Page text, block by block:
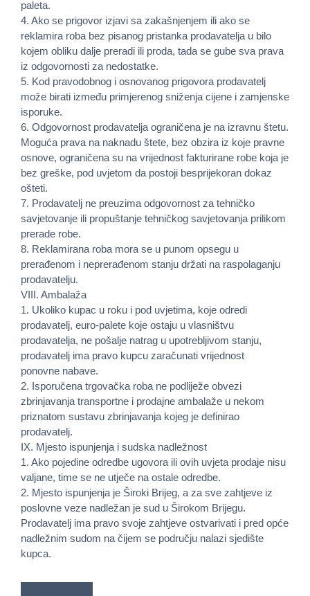
paleta.
4. Ako se prigovor izjavi sa zakašnjenjem ili ako se
reklamira roba bez pisanog pristanka prodavatelja u bilo
kojem obliku dalje preradi ili proda, tada se gube sva prava
iz odgovornosti za nedostatke.
5. Kod pravodobnog i osnovanog prigovora prodavatelj
može birati između primjerenog sniženja cijene i zamjenske
isporuke.
6. Odgovornost prodavatelja ograničena je na izravnu štetu.
Moguća prava na naknadu štete, bez obzira iz koje pravne
osnove, ograničena su na vrijednost fakturirane robe koja je
bez greške, pod uvjetom da postoji besprijekoran dokaz
ošteti.
7. Prodavatelj ne preuzima odgovornost za tehničko
savjetovanje ili propuštanje tehničkog savjetovanja prilikom
prerade robe.
8. Reklamirana roba mora se u punom opsegu u
prerađenom i neprerađenom stanju držati na raspolaganju
prodavatelju.
VIII. Ambalaža
1. Ukoliko kupac u roku i pod uvjetima, koje odredi
prodavatelj, euro-palete koje ostaju u vlasništvu
prodavatelja, ne pošalje natrag u upotrebljivom stanju,
prodavatelj ima pravo kupcu zaračunati vrijednost
ponovne nabave.
2. Isporučena trgovačka roba ne podliježe obvezi
zbrinjavanja transportne i prodajne ambalaže u nekom
priznatom sustavu zbrinjavanja kojeg je definirao
prodavatelj.
IX. Mjesto ispunjenja i sudska nadležnost
1. Ako pojedine odredbe ugovora ili ovih uvjeta prodaje nisu
valjane, time se ne utječe na ostale odredbe.
2. Mjesto ispunjenja je Široki Brijeg, a za sve zahtjeve iz
poslovne veze nadležan je sud u Širokom Brijegu.
Prodavatelj ima pravo svoje zahtjeve ostvarivati i pred opće
nadležnim sudom na čijem se području nalazi sjedište
kupca.